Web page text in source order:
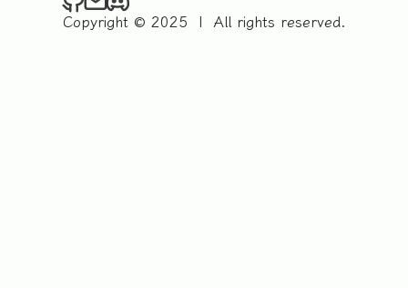
Copyright © 2025 All rights reserved.